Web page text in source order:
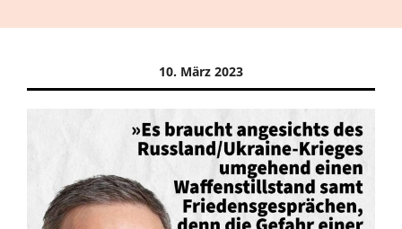
10. März 2023